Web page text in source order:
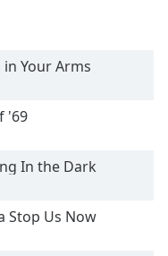
in Your Arms
'69
In the Dark
Stop Us Now